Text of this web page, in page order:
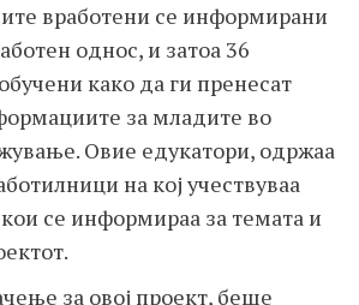
вработени се информирани
однос, и затоа 36
како да ги пренесат
за младите во
Овие едукатори, одржаа
на кој учествуваа
се информираа за темата и
за овој проект, беше